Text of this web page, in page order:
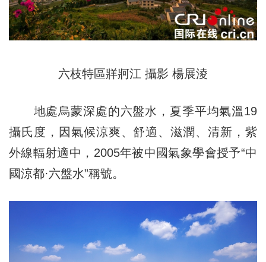
六枝特區牂牁江 攝影 楊展淩
地處烏蒙深處的六盤水，夏季平均氣溫19
攝氏度，因氣候涼爽、舒適、滋潤、清新，紫
外線輻射適中，2005年被中國氣象學會授予“中
國涼都·六盤水”稱號。